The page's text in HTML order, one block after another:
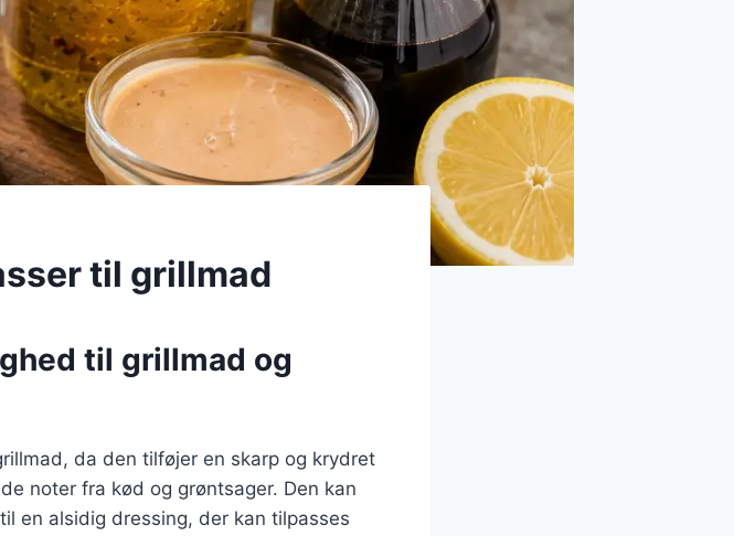
til grillmad
til grillmad og
da den tilføjer en skarp og krydret
noter fra kød og grøntsager. Den kan
en alsidig dressing, der kan tilpasses